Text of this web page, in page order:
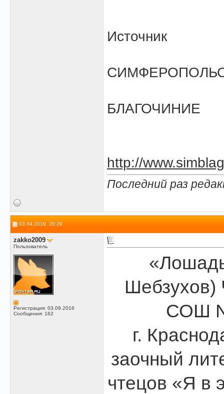
Источник
БЛАГОЧИНИЕ
http://
Последний раз
03.04.2019, 20:29
zakko2009
Пользователь
Регистрация: 03.09.2016
Сообщения: 162
Шебзухов)
СОШ
г.
заочный
чтецов «Я в